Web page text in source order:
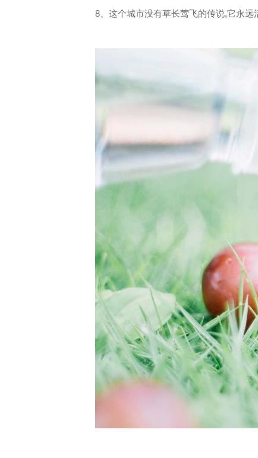
8、这个城市没有草长莺飞的传说,它永远